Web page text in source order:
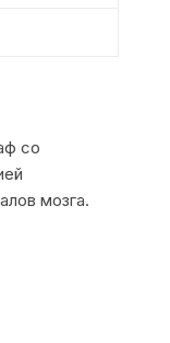
со
мозга.